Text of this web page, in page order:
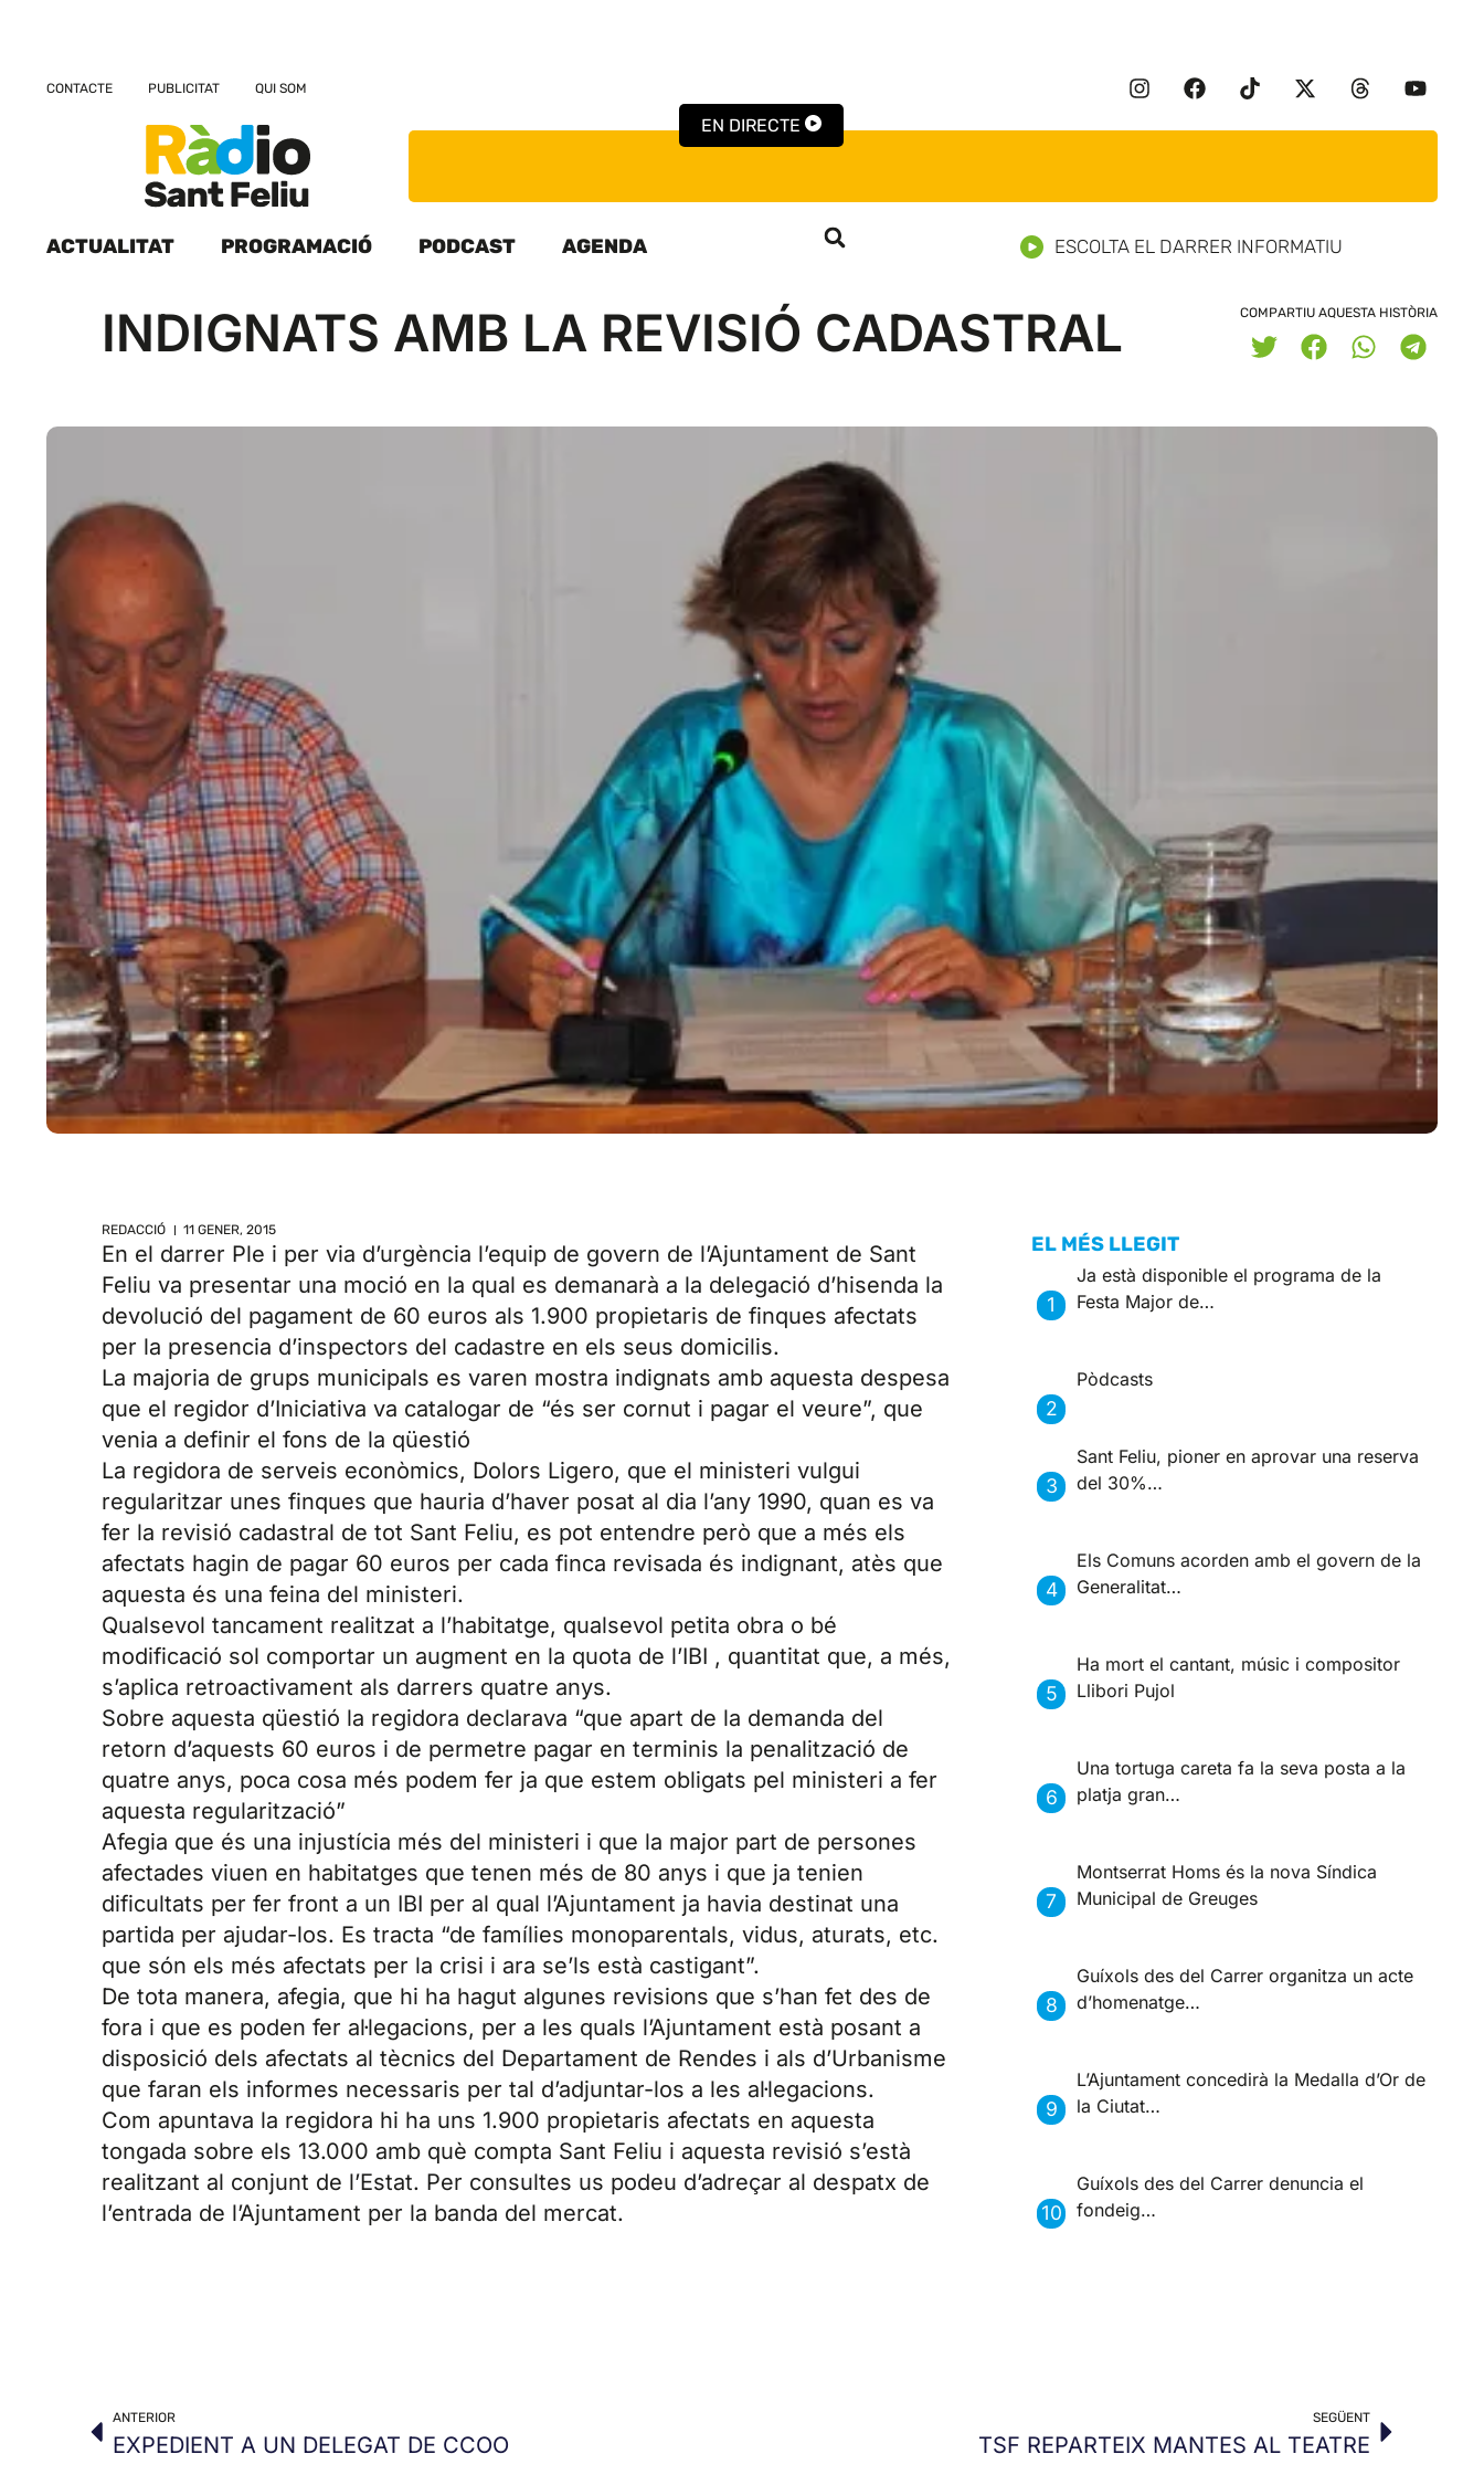
CONTACTE PUBLICITAT QUI SOM
EN DIRECTE
ACTUALITAT PROGRAMACIÓ PODCAST AGENDA ESCOLTA EL DARRER INFORMATIU
INDIGNATS AMB LA REVISIÓ CADASTRAL COMPARTIU AQUESTA HISTÒRIA
REDACCIÓ 11 GENER, 2015
En el darrer Ple i per via d’urgència l’equip de govern de l’Ajuntament de Sant
Feliu va presentar una moció en la qual es demanarà a la delegació d’hisenda la
devolució del pagament de 60 euros als 1.900 propietaris de finques afectats
per la presencia d’inspectors del cadastre en els seus domicilis.
La majoria de grups municipals es varen mostra indignats amb aquesta despesa
que el regidor d’Iniciativa va catalogar de “és ser cornut i pagar el veure”, que
venia a definir el fons de la qüestió
La regidora de serveis econòmics, Dolors Ligero, que el ministeri vulgui
regularitzar unes finques que hauria d’haver posat al dia l’any 1990, quan es va
fer la revisió cadastral de tot Sant Feliu, es pot entendre però que a més els
afectats hagin de pagar 60 euros per cada finca revisada és indignant, atès que
aquesta és una feina del ministeri.
Qualsevol tancament realitzat a l’habitatge, qualsevol petita obra o bé
modificació sol comportar un augment en la quota de l’IBI , quantitat que, a més,
s’aplica retroactivament als darrers quatre anys.
Sobre aquesta qüestió la regidora declarava “que apart de la demanda del
retorn d’aquests 60 euros i de permetre pagar en terminis la penalització de
quatre anys, poca cosa més podem fer ja que estem obligats pel ministeri a fer
aquesta regularització”
Afegia que és una injustícia més del ministeri i que la major part de persones
afectades viuen en habitatges que tenen més de 80 anys i que ja tenien
dificultats per fer front a un IBI per al qual l’Ajuntament ja havia destinat una
partida per ajudar-los. Es tracta “de famílies monoparentals, vidus, aturats, etc.
que són els més afectats per la crisi i ara se’ls està castigant”.
De tota manera, afegia, que hi ha hagut algunes revisions que s’han fet des de
fora i que es poden fer al·legacions, per a les quals l’Ajuntament està posant a
disposició dels afectats al tècnics del Departament de Rendes i als d’Urbanisme
que faran els informes necessaris per tal d’adjuntar-los a les al·legacions.
Com apuntava la regidora hi ha uns 1.900 propietaris afectats en aquesta
tongada sobre els 13.000 amb què compta Sant Feliu i aquesta revisió s’està
realitzant al conjunt de l’Estat. Per consultes us podeu d’adreçar al despatx de
l’entrada de l’Ajuntament per la banda del mercat.
EL MÉS LLEGIT
Ja està disponible el programa de la
Festa Major de…
Pòdcasts
Sant Feliu, pioner en aprovar una reserva
del 30%…
Els Comuns acorden amb el govern de la
Generalitat…
Ha mort el cantant, músic i compositor
Llibori Pujol
Una tortuga careta fa la seva posta a la
platja gran…
Montserrat Homs és la nova Síndica
Municipal de Greuges
Guíxols des del Carrer organitza un acte
d’homenatge…
L’Ajuntament concedirà la Medalla d’Or de
la Ciutat…
Guíxols des del Carrer denuncia el
fondeig…
ANTERIOR
EXPEDIENT A UN DELEGAT DE CCOO
SEGÜENT
TSF REPARTEIX MANTES AL TEATRE